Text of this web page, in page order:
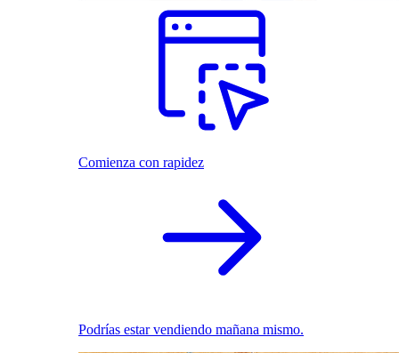
Comienza con rapidez
Podrías estar vendiendo mañana mismo.